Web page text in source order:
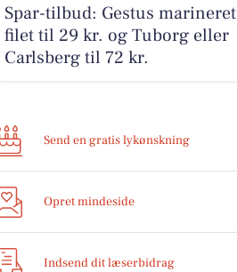
Spar-tilbud: Gestus marineret
filet til 29 kr. og Tuborg eller
Carlsberg til 72 kr.
Send en gratis lykønskning
Opret mindeside
Indsend dit læserbidrag